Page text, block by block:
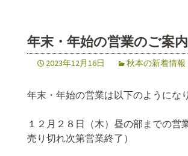
年末・年始の営業のご案内
2023年12月16日 秋本の新着情報
年末・年始の営業は以下のようにな
１２月２８日（木）昼の部までの営
売り切れ次第営業終了）